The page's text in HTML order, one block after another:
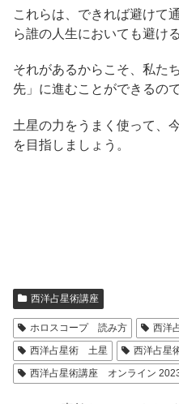
これらは、できれば避けて
ら誰の人生においても避け
それがあるからこそ、私た
先」に進むことができるので
土星の力をうまく使って、
を目指しましょう。
西洋占星術講座
ホロスコープ 読み方 西洋
西洋占星術 土星
西洋占星
西洋占星術講座 オンライン